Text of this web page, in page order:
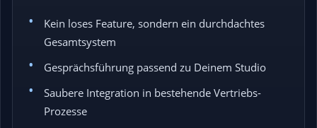
Kein loses Feature, sondern ein durchdachtes
Gesamtsystem
Gesprächsführung passend zu Deinem Studio
Saubere Integration in bestehende Vertriebs-
Prozesse